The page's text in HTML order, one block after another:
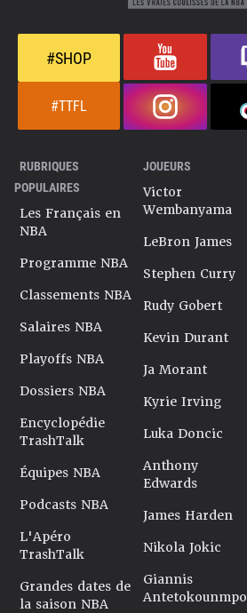
#SHOP
#TTFL
RUBRIQUES
POPULAIRES
Les Français en
NBA
Programme NBA
Classements NBA
Salaires NBA
Playoffs NBA
Dossiers NBA
Encyclopédie
TrashTalk
Équipes NBA
Podcasts NBA
L'Apéro
TrashTalk
Grandes dates de
la saison NBA
JOUEURS
Victor
Wembanyama
LeBron James
Stephen Curry
Rudy Gobert
Kevin Durant
Ja Morant
Kyrie Irving
Luka Doncic
Anthony
Edwards
James Harden
Nikola Jokic
Giannis
Antetokounmpo